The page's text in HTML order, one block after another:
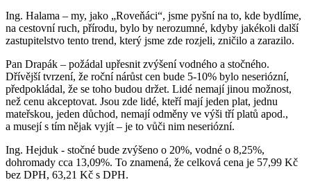
Ing. Halama – my, jako „Roveňáci“, jsme pyšní na to, kde bydlíme,
na cestovní ruch, přírodu, bylo by nerozumné, kdyby jakékoli další
zastupitelstvo tento trend, který jsme zde rozjeli, zničilo a zarazilo.
Pan Drapák – požádal upřesnit zvýšení vodného a stočného.
Dřívější tvrzení, že roční nárůst cen bude 5-10% bylo neseriózní,
předpokládal, že se toho budou držet. Lidé nemají jinou možnost,
než cenu akceptovat. Jsou zde lidé, kteří mají jeden plat, jednu
mateřskou, jeden důchod, nemají odměny ve výši tří platů apod.,
a musejí s tím nějak vyjít – je to vůči nim neseriózní.
Ing. Hejduk - stočné bude zvýšeno o 20%, vodné o 8,25%,
dohromady cca 13,09%. To znamená, že celková cena je 57,99 Kč
bez DPH, 63,21 Kč s DPH.